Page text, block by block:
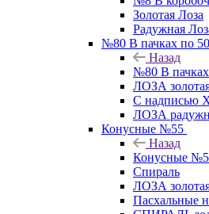
Золотая Лоза
Радужная
№80 В пачках по
Назад
№80 В
ЛОЗА
С надписью
ЛОЗА
Конусные №55
Назад
Конусные
Спираль
ЛОЗА
Пасхальные